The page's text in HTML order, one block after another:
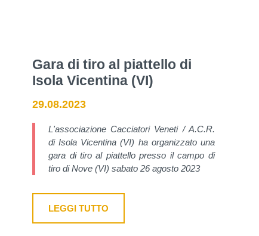
Gara di tiro al piattello di
Isola Vicentina (VI)
29.08.2023
L'associazione Cacciatori Veneti / A.C.R.
di Isola Vicentina (VI) ha organizzato una
gara di tiro al piattello presso il campo di
tiro di Nove (VI) sabato 26 agosto 2023
LEGGI TUTTO